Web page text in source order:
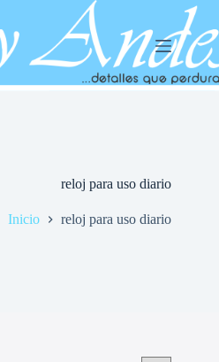
reloj para uso diario
Inicio reloj para uso diario